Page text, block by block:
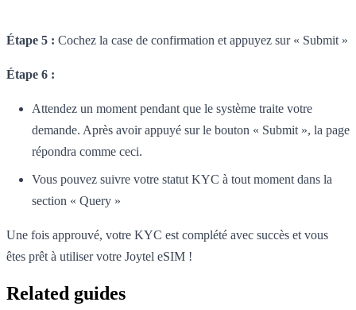
Étape 5 : Cochez la case de confirmation et appuyez sur « Submit »
Étape 6 :
Attendez un moment pendant que le système traite votre
demande. Après avoir appuyé sur le bouton « Submit », la page
répondra comme ceci.
Vous pouvez suivre votre statut KYC à tout moment dans la
section « Query »
Une fois approuvé, votre KYC est complété avec succès et vous
êtes prêt à utiliser votre Joytel eSIM !
Related guides